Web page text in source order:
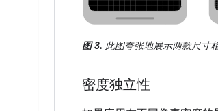
图 3. 此图夸张地展示两款尺寸
密度独立性